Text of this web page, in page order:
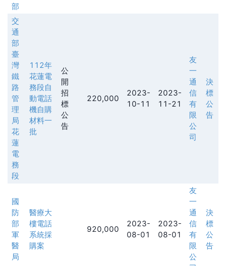
部
交
通
部
臺
灣
鐵
路
管
理
局
花
蓮
電
務
段
112年
花蓮電
務段自
動電話
機自購
材料一
批
公
開
招
標
公
告
220,000
2023-
10-11
2023-
11-21
友
一
通
信
有
限
公
司
決
標
公
告
國
防
部
軍
醫
局
醫療大
樓電話
系統採
購案
920,000
2023-
08-01
2023-
08-01
友
一
通
信
有
限
公
決
標
公
告